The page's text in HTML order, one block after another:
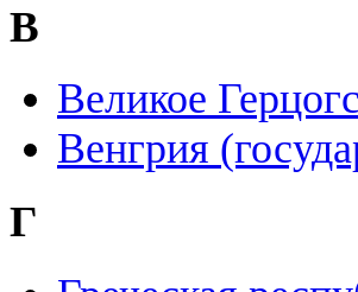
В
Великое
Венгрия
Г